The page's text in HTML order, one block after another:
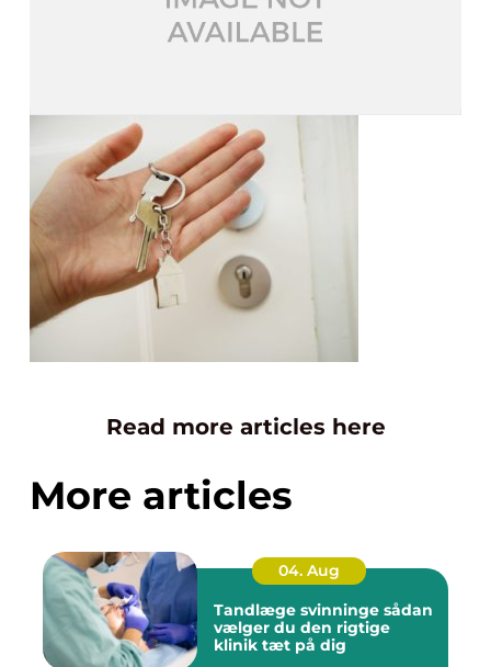
Read more articles here
More articles
04. Aug
Tandlæge svinninge sådan
vælger du den rigtige
klinik tæt på dig